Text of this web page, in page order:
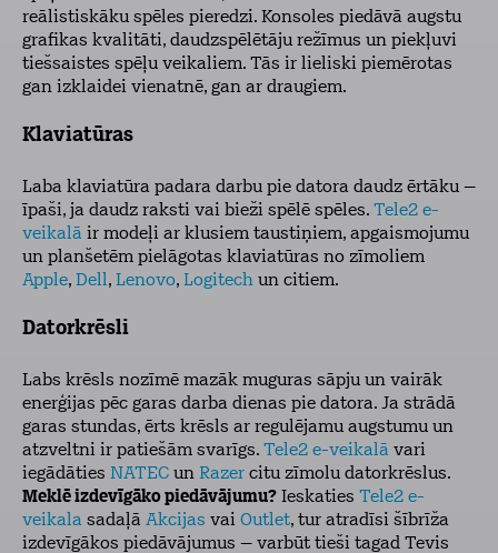
reālistiskāku spēles pieredzi. Konsoles piedāvā augstu
grafikas kvalitāti, daudzspēlētāju režīmus un piekļuvi
tiešsaistes spēļu veikaliem. Tās ir lieliski piemērotas
gan izklaidei vienatnē, gan ar draugiem.
Klaviatūras
Laba klaviatūra padara darbu pie datora daudz ērtāku –
īpaši, ja daudz raksti vai bieži spēlē spēles. Tele2 e-
veikalā ir modeļi ar klusiem taustiņiem, apgaismojumu
un planšetēm pielāgotas klaviatūras no zīmoliem
Apple, Dell, Lenovo, Logitech un citiem.
Datorkrēsli
Labs krēsls nozīmē mazāk muguras sāpju un vairāk
enerģijas pēc garas darba dienas pie datora. Ja strādā
garas stundas, ērts krēsls ar regulējamu augstumu un
atzveltni ir patiešām svarīgs. Tele2 e-veikalā vari
iegādāties NATEC un Razer citu zīmolu datorkrēslus.
Meklē izdevīgāko piedāvājumu? Ieskaties Tele2 e-
veikala sadaļā Akcijas vai Outlet, tur atradīsi šībrīža
izdevīgākos piedāvājumus – varbūt tieši tagad Tevis